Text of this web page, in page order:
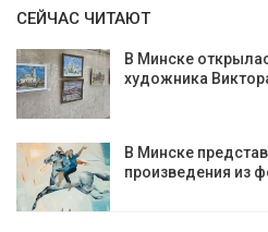
СЕЙЧАС ЧИТАЮТ
В Минске
художника
В Минске
произведения из